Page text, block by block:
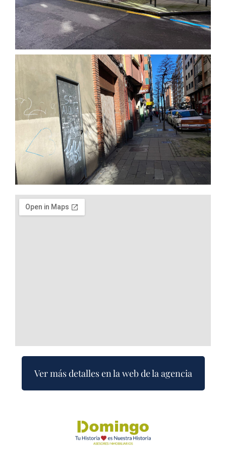
Ver más detalles en la web de la agencia